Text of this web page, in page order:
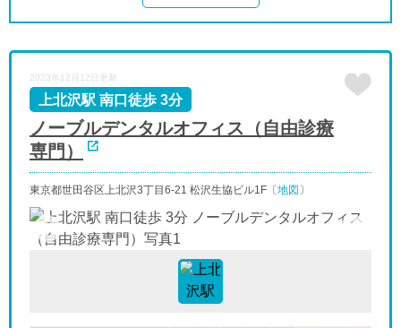
2023年12月12日更新
ノーブルデンタルオフィス（自由診療
専門）
上北沢駅 南口徒歩 3分
東京都世田谷区上北沢3丁目6-21 松沢生協ビル1F〔地図 〕